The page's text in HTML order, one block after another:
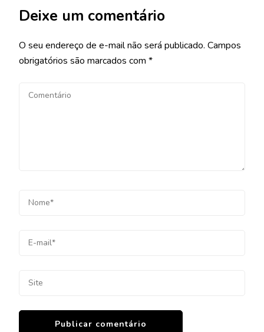
Deixe um comentário
O seu endereço de e-mail não será publicado. Campos
obrigatórios são marcados com *